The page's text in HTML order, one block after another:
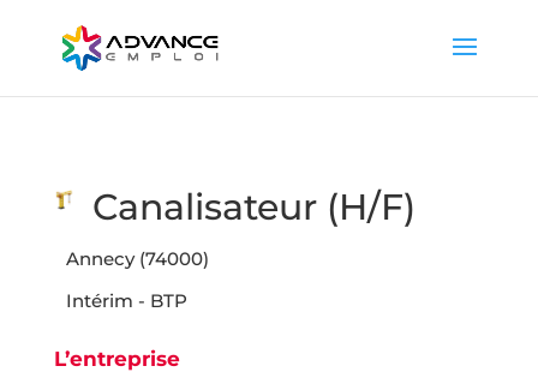
Canalisateur (H/F)
Annecy (74000)
Intérim - BTP
L’entreprise